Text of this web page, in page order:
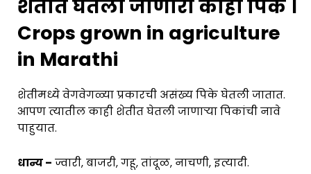
शेतीत घेतली जाणारी काही पिके ।
Crops grown in agriculture
in Marathi
शेतीमध्ये वेगवेगळ्या प्रकारची असंख्य पिके घेतली जातात.
आपण त्यातील काही शेतीत घेतली जाणाऱ्या पिकांची नावे
पाहुयात.
धान्य – ज्वारी, बाजरी, गहू, तांदूळ, नाचणी, इत्यादी.